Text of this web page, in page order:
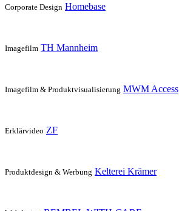
Corporate Design Homebase
Imagefilm TH Mannheim
Imagefilm & Produktvisualisierung MWM Access
Erklärvideo ZF
Produktdesign & Werbung Kelterei Krämer